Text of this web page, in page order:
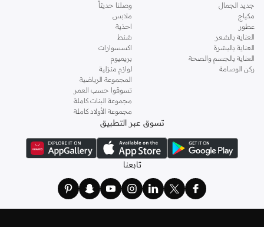
جديد الجمال
مكياج
عطور
العناية بالشعر
العناية بالبشرة
العناية بالجسم والصحة
ركن الوسامة
وصلنا حديثاً
ملابس
احذية
شنط
اكسسوارات
بريميوم
لوازم منزلية
المجموعة الرياضية
تسوقوا حسب العمر
مجموعة البنات كاملة
مجموعة الأولاد كاملة
تسوق عبر التطبيق
تابعنا